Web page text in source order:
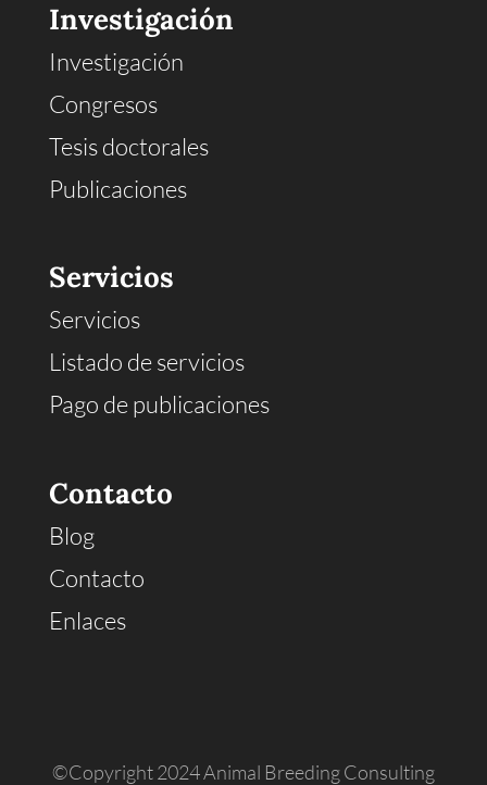
Investigación
Investigación
Congresos
Tesis doctorales
Publicaciones
Servicios
Servicios
Listado de servicios
Pago de publicaciones
Contacto
Blog
Contacto
Enlaces
©Copyright 2024 Animal Breeding Consulting